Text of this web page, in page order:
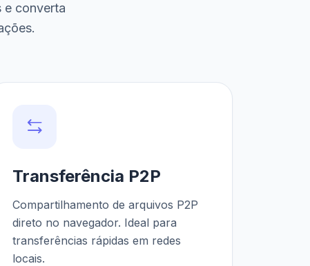
e converta
Transferência P2P
Compartilhamento de arquivos P2P
direto no navegador. Ideal para
transferências rápidas em redes
locais.